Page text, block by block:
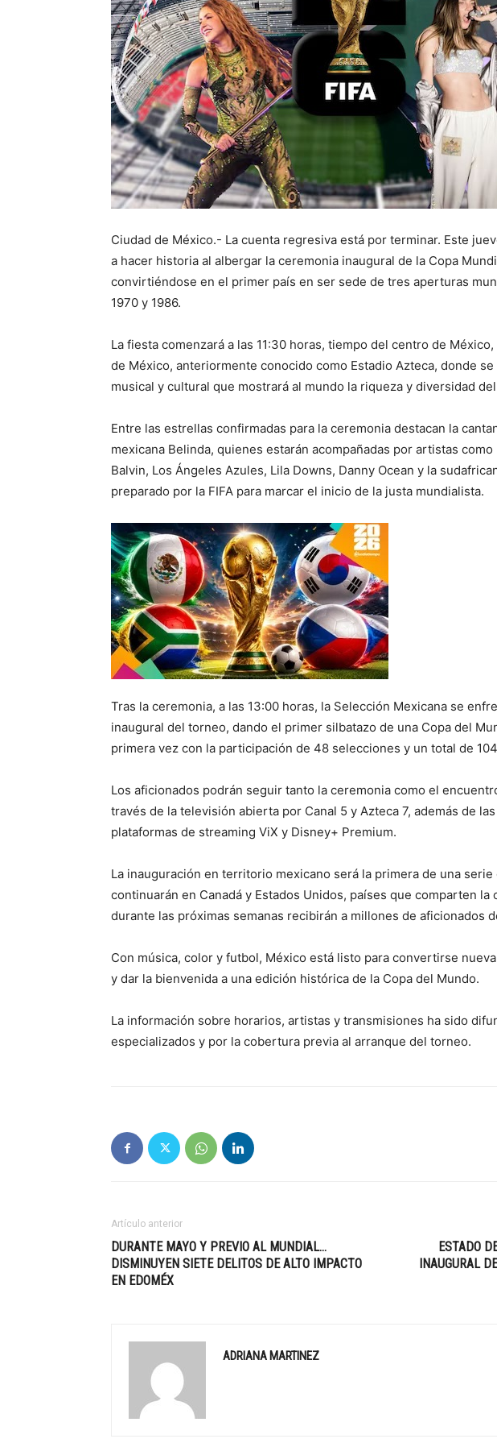
Ciudad de México.- La cuenta regresiva está por terminar. Este
a hacer historia al albergar la ceremonia inaugural de la Copa
convirtiéndose en el primer país en ser sede de tres aperturas
1970 y 1986.
La fiesta comenzará a las 11:30 horas, tiempo del centro de
de México, anteriormente conocido como Estadio Azteca, donde
musical y cultural que mostrará al mundo la riqueza y diversidad
Entre las estrellas confirmadas para la ceremonia destacan la
mexicana Belinda, quienes estarán acompañadas por artistas
Balvin, Los Ángeles Azules, Lila Downs, Danny Ocean y la
preparado por la FIFA para marcar el inicio de la justa mundialista.
Tras la ceremonia, a las 13:00 horas, la Selección Mexicana se
inaugural del torneo, dando el primer silbatazo de una Copa del
primera vez con la participación de 48 selecciones y un total de
Los aficionados podrán seguir tanto la ceremonia como el
través de la televisión abierta por Canal 5 y Azteca 7, además de
plataformas de streaming ViX y Disney+ Premium.
La inauguración en territorio mexicano será la primera de una
continuarán en Canadá y Estados Unidos, países que comparten
durante las próximas semanas recibirán a millones de aficionados
Con música, color y futbol, México está listo para convertirse
y dar la bienvenida a una edición histórica de la Copa del Mundo.
La información sobre horarios, artistas y transmisiones ha sido
especializados y por la cobertura previa al arranque del torneo.
Artículo anterior
DURANTE MAYO Y PREVIO AL MUNDIAL…
DISMINUYEN SIETE DELITOS DE ALTO IMPACTO
EN EDOMÉX
ESTADO
INAUGURAL
ADRIANA MARTINEZ